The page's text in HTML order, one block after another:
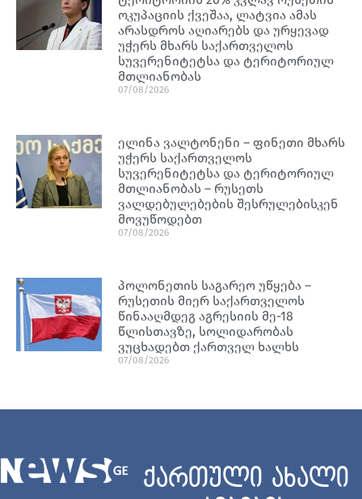
ოკუპაციის ქვეშაა, ლატვია ამას
არასდროს აღიარებს და ურყევად
უჭერს მხარს საქართველოს
სუვერენიტეტსა და ტერიტორიულ
მთლიანობას
07/08/2026
ელინა ვალტონენი – ფინეთი მხარს
უჭერს საქართველოს
სუვერენიტეტსა და ტერიტორიულ
მთლიანობას – რუსეთს
ვალდებულებების შესრულებისკენ
მოვუწოდებთ
07/08/2026
პოლონეთის საგარეო უწყება –
რუსეთის მიერ საქართველოს
წინააღმდეგ აგრესიის მე-18
წლისთავზე, სოლიდარობას
ვუცხადებთ ქართველ ხალხს
07/08/2026
ქართული ახალი